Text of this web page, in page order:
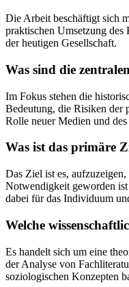
Die Arbeit beschäftigt sich
praktischen Umsetzung des
der heutigen Gesellschaft.
Was sind die
Im Fokus stehen die
Bedeutung, die Risiken der
Rolle neuer Medien und des
Was ist das primäre
Das Ziel ist es,
Notwendigkeit geworden
dabei für das Individuum
Welche
Es handelt sich um eine
der Analyse von
soziologischen Konzepten